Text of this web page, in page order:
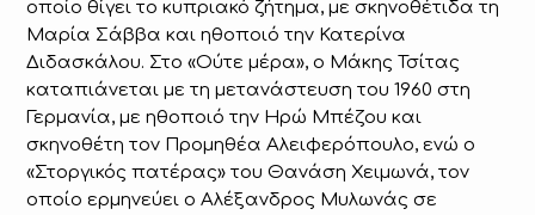
οποίο θίγει το κυπριακό ζήτημα, με σκηνοθέτιδα τη
Μαρία Σάββα και ηθοποιό την Κατερίνα
Διδασκάλου. Στο «Ούτε μέρα», ο Μάκης Τσίτας
καταπιάνεται με τη μετανάστευση του 1960 στη
Γερμανία, με ηθοποιό την Ηρώ Μπέζου και
σκηνοθέτη τον Προμηθέα Αλειφερόπουλο, ενώ ο
«Στοργικός πατέρας» του Θανάση Χειμωνά, τον
οποίο ερμηνεύει ο Αλέξανδρος Μυλωνάς σε